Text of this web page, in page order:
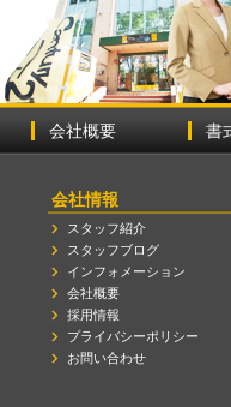
会社概要 書
会社情報
スタッフ紹介
スタッフブログ
インフォメーション
会社概要
採用情報
プライバシーポリシー
お問い合わせ